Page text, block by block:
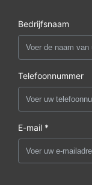
Bedrijfsnaam
Telefoonnummer
E-mail *